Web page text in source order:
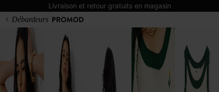
Livraison et retour gratuits en magasin
Débardeurs